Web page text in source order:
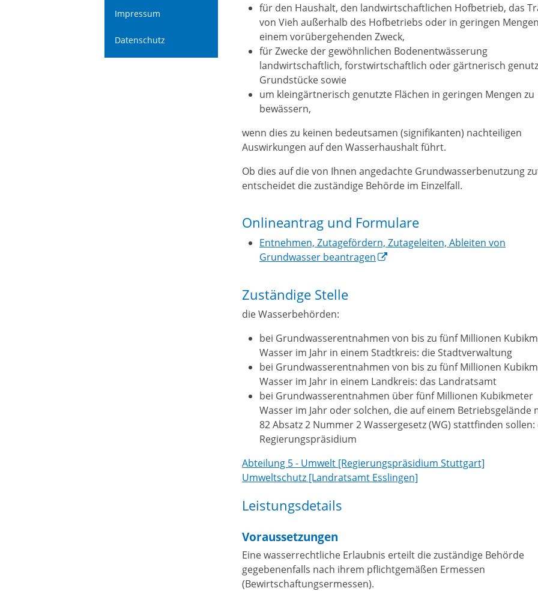
Impressum
Datenschutz
für den Haushalt, den landwirtschaftlichen Hofbetrieb, das
von Vieh außerhalb des Hofbetriebs oder in geringen
einem vorübergehenden Zweck,
für Zwecke der gewöhnlichen Bodenentwässerung
landwirtschaftlich, forstwirtschaftlich oder gärtnerisch
Grundstücke sowie
um kleingärtnerisch genutzte Flächen in geringen Mengen zu
bewässern,
wenn dies zu keinen bedeutsamen (signifikanten) nachteiligen
Auswirkungen auf den Wasserhaushalt führt.
Ob dies auf die von Ihnen angedachte Grundwasserbenutzung
entscheidet die zuständige Behörde im Einzelfall.
Onlineantrag und Formulare
Entnehmen, Zutagefördern, Zutageleiten, Ableiten von
Grundwasser beantragen
Zuständige Stelle
die Wasserbehörden:
bei Grundwasserentnahmen von bis zu fünf Millionen
Wasser im Jahr in einem Stadtkreis: die Stadtverwaltung
bei Grundwasserentnahmen von bis zu fünf Millionen
Wasser im Jahr in einem Landkreis: das Landratsamt
bei Grundwasserentnahmen über fünf Millionen Kubikmeter
Wasser im Jahr oder solchen, die auf einem Betriebsgelände
82 Absatz 2 Nummer 2 Wassergesetz (WG) stattfinden sollen:
Regierungspräsidium
Abteilung 5 - Umwelt [Regierungspräsidium Stuttgart]
Umweltschutz [Landratsamt Esslingen]
Leistungsdetails
Voraussetzungen
Eine wasserrechtliche Erlaubnis erteilt die zuständige Behörde
gegebenenfalls nach ihrem pflichtgemäßen Ermessen
(Bewirtschaftungsermessen).